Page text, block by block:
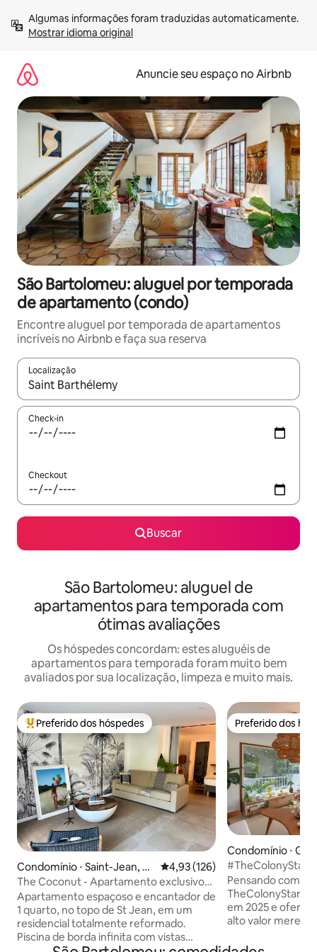
para
Mostrar idioma original
Anuncie seu espaço no Airbnb
São Bartolomeu: aluguel por temporada
de apartamento (condo)
Encontre aluguel por temporada de apartamentos
incríveis no Airbnb e faça sua reserva
Localização
Quando os resultados estiverem disponíveis, explore-os
Check-in
Checkout
Buscar
São Bartolomeu: aluguel de
apartamentos para temporada com
ótimas avaliações
Os hóspedes concordam: estes aluguéis de
apartamentos para temporada foram muito bem
avaliados por sua localização, limpeza e muito mais.
Entre os melhores preferidos dos hóspedes
Preferido dos hóspedes
Condomínio ⋅ Saint-Jean, Sa
int Barthélemy
4,93 de uma avaliação média de
4,93 (126)
The Coconut - Apartamento exclusivo
no topo de StJean
Apartamento espaçoso e encantador de
1 quarto, no topo de St Jean, em um
residencial totalmente reformado.
Piscina de borda infinita com vistas
Preferido dos
Preferido dos
Condomínio ⋅
#TheColonyStar
Pensando como
TheColonyStar
em 2025 e
alto valor
encosta de